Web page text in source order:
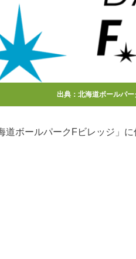
出典：北海道ボールパ
道ボールパークFビレッジ」